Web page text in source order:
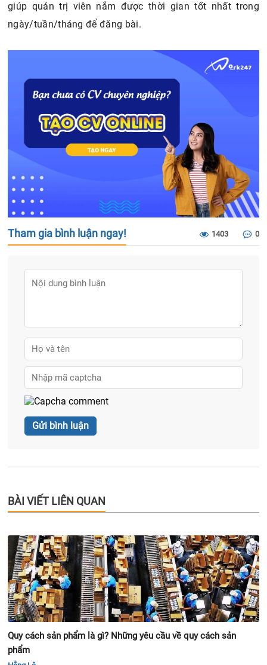
giúp quản trị viên nắm được thời gian tốt nhất trong
ngày/tuần/tháng để đăng bài.
Tham gia bình luận ngay! 1403 0
BÀI VIẾT LIÊN QUAN
Quy cách sản phẩm là gì? Những yêu cầu về quy cách sản
phẩm